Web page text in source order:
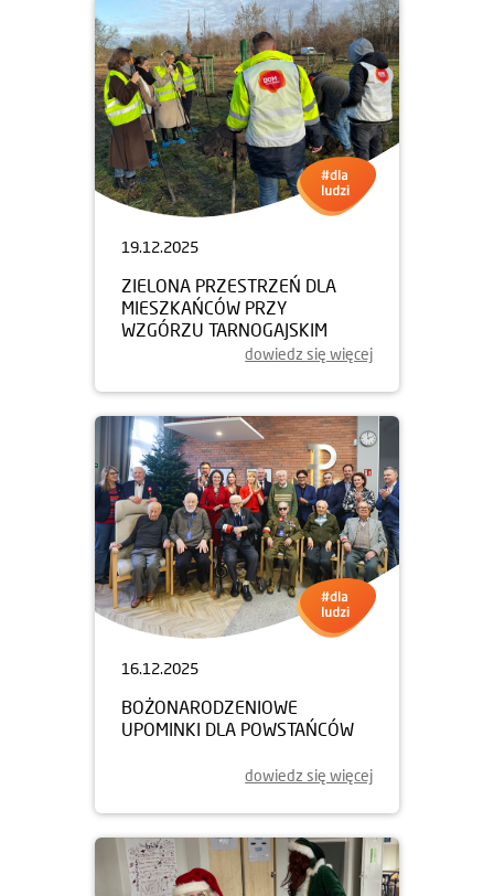
19.12.2025
ZIELONA PRZESTRZEŃ DLA
MIESZKAŃCÓW PRZY
WZGÓRZU TARNOGAJSKIM
dowiedz się więcej
16.12.2025
BOŻONARODZENIOWE
UPOMINKI DLA POWSTAŃCÓW
dowiedz się więcej